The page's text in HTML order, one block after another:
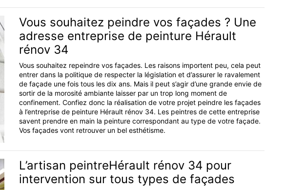
Vous souhaitez peindre vos façades ? Une
adresse entreprise de peinture Hérault
rénov 34
Vous souhaitez repeindre vos façades. Les raisons importent peu, cela peut
entrer dans la politique de respecter la législation et d’assurer le ravalement
de façade une fois tous les dix ans. Mais il peut s’agir d’une grande envie de
sortir de la morosité ambiante laisser par un trop long moment de
confinement. Confiez donc la réalisation de votre projet peindre les façades
à l’entreprise de peinture Hérault rénov 34. Les peintres de cette entreprise
savent prendre en main la peinture correspondant au type de votre façade.
Vos façades vont retrouver un bel esthétisme.
L’artisan peintreHérault rénov 34 pour
intervention sur tous types de façades